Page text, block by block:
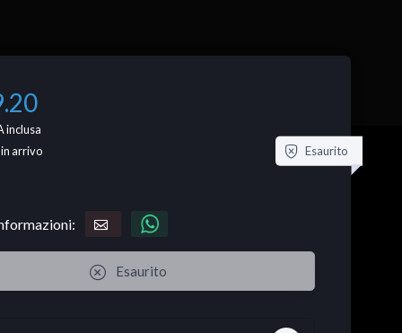
inclusa
arrivo
Esaurito
Esaurito